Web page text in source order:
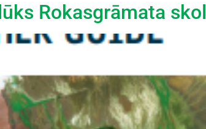
Rokasgrāmata